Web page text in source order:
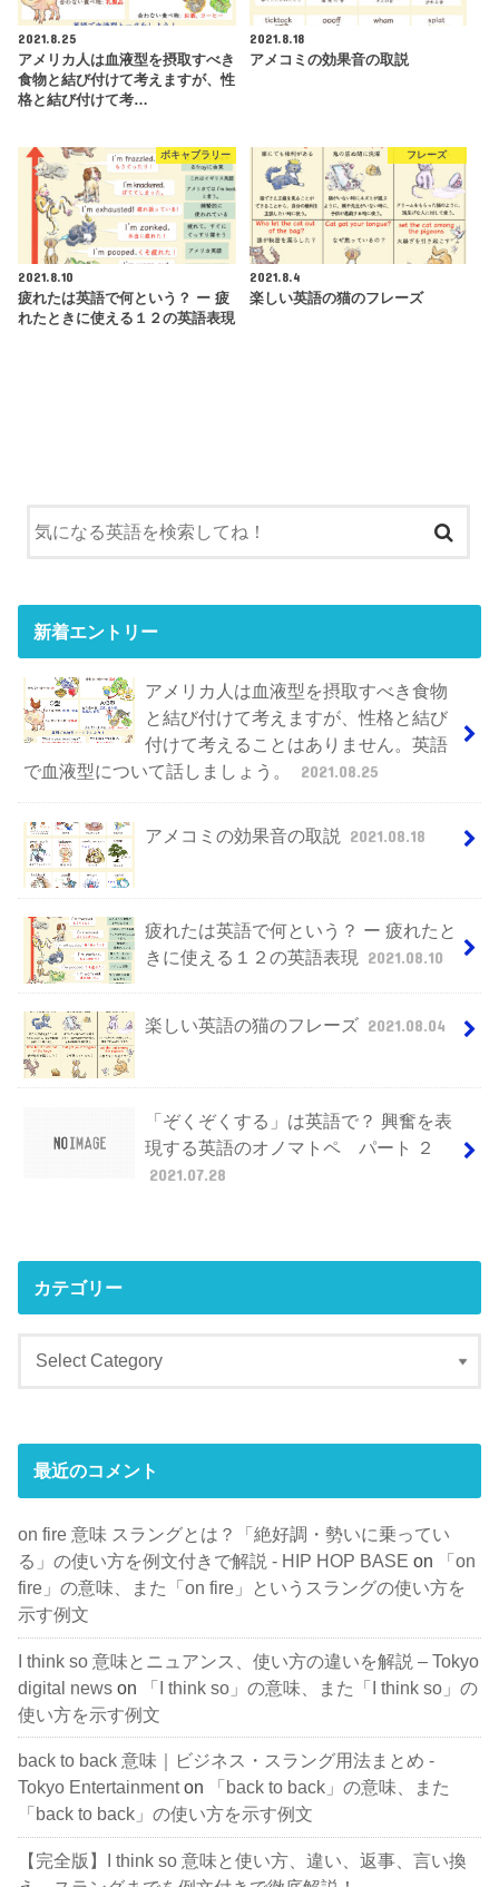
2021.8.25
アメリカ人は血液型を摂取すべき
食物と結び付けて考えますが、性
格と結び付けて考…
2021.8.18
アメコミの効果音の取説
ボキャブラリー
2021.8.10
疲れたは英語で何という？ ー 疲
れたときに使える１２の英語表現
フレーズ
2021.8.4
楽しい英語の猫のフレーズ
新着エントリー
アメリカ人は血液型を摂取すべき食物
と結び付けて考えますが、性格と結び
付けて考えることはありません。英語
で血液型について話しましょう。
2021.08.25
アメコミの効果音の取説 2021.08.18
疲れたは英語で何という？ ー 疲れたと
きに使える１２の英語表現
2021.08.10
楽しい英語の猫のフレーズ 2021.08.04
「ぞくぞくする」は英語で？ 興奮を表
現する英語のオノマトペ パート ２
2021.07.28
カテゴリー
最近のコメント
on fire 意味 スラングとは？「絶好調・勢いに乗ってい
る」の使い方を例文付きで解説 - HIP HOP BASE on
「on
fire」の意味、また「on fire」というスラングの使い方を
示す例文
I think so 意味とニュアンス、使い方の違いを解説 – Tokyo
digital news on
「I think so」の意味、また「I think so」の
使い方を示す例文
back to back 意味｜ビジネス・スラング用法まとめ -
Tokyo Entertainmenton
「back to back」の意味、また
「back to back」の使い方を示す例文
【完全版】I think so 意味と使い方、違い、返事、言い換